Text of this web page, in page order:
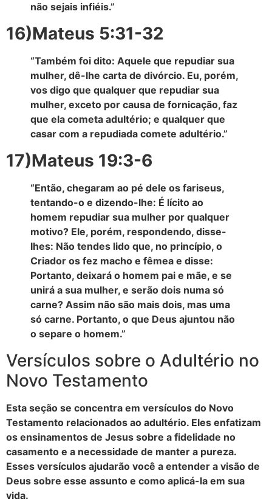
não sejais infiéis.”
16)Mateus 5:31-32
“Também foi dito: Aquele que repudiar sua
mulher, dê-lhe carta de divórcio. Eu, porém,
vos digo que qualquer que repudiar sua
mulher, exceto por causa de fornicação, faz
que ela cometa adultério; e qualquer que
casar com a repudiada comete adultério.”
17)Mateus 19:3-6
“Então, chegaram ao pé dele os fariseus,
tentando-o e dizendo-lhe: É lícito ao
homem repudiar sua mulher por qualquer
motivo? Ele, porém, respondendo, disse-
lhes: Não tendes lido que, no princípio, o
Criador os fez macho e fêmea e disse:
Portanto, deixará o homem pai e mãe, e se
unirá a sua mulher, e serão dois numa só
carne? Assim não são mais dois, mas uma
só carne. Portanto, o que Deus ajuntou não
o separe o homem.”
Versículos sobre o Adultério no
Novo Testamento
Esta seção se concentra em versículos do Novo
Testamento relacionados ao adultério. Eles enfatizam
os ensinamentos de Jesus sobre a fidelidade no
casamento e a necessidade de manter a pureza.
Esses versículos ajudarão você a entender a visão de
Deus sobre esse assunto e como aplicá-la em sua
vida.